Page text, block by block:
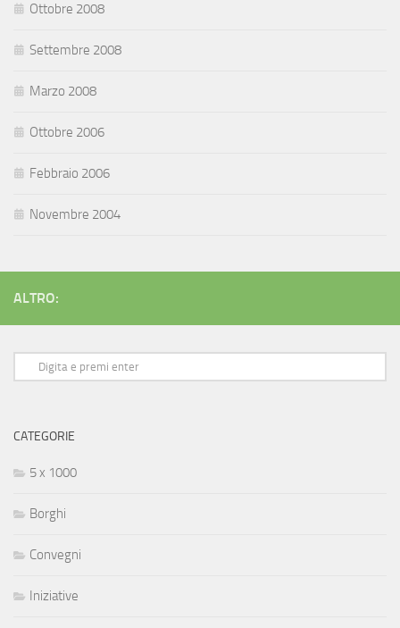
Ottobre 2008
Settembre 2008
Marzo 2008
Ottobre 2006
Febbraio 2006
Novembre 2004
ALTRO:
CATEGORIE
5 x 1000
Borghi
Convegni
Iniziative